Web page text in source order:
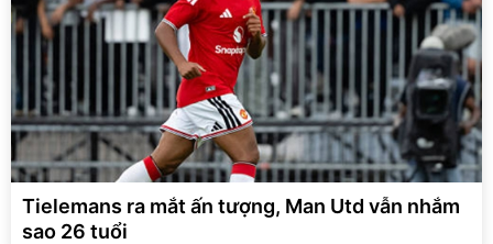
Tielemans ra mắt ấn tượng, Man Utd vẫn nhắm
sao 26 tuổi